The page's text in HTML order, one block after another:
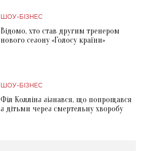
ШОУ-БІЗНЕС
Відомо, хто став другим тренером
нового сезону «Голосу країни»
ШОУ-БІЗНЕС
Філ Коллінз зізнався, що попрощався
з дітьми через смертельну хворобу